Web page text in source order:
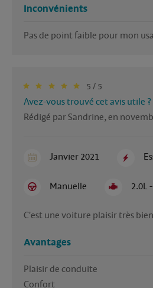
Inconvénients
Pas de point faible pour mon
5 / 5
Avez-vous trouvé cet avis utile ?
Rédigé par Sandrine, en
Janvier 2021
Manuelle 2.0L
C'est une voiture plaisir très
Avantages
Plaisir de conduite
Confort